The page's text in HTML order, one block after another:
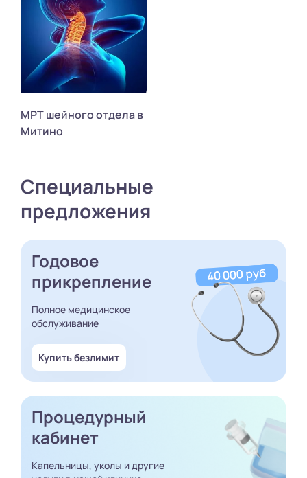
МРТ шейного отдела в
Митино
Специальные
предложения
Годовое
прикрепление
Полное медицинское
обслуживание
Купить безлимит
Процедурный
кабинет
Капельницы, уколы и другие